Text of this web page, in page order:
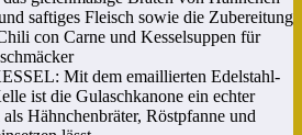
saftiges Fleisch sowie die Zubereitung
con Carne und Kesselsuppen für
Mit dem emaillierten Edelstahl-
ist die Gulaschkanone ein echter
Hähnchenbräter, Röstpfanne und